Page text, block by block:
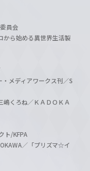
員会
から始める異世界生活製
メディアワークス刊／S
くろね／ＫＡＤＯＫＡ
ト/KFPA
／「プリズマ☆イ